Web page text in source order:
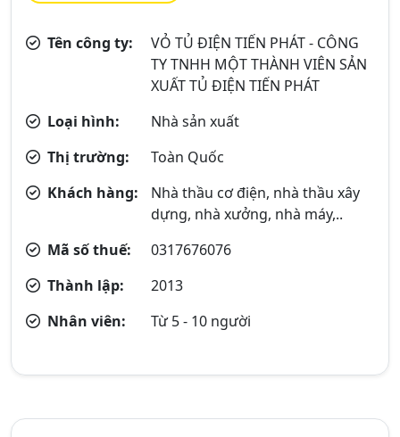
Tên công ty:
VỎ TỦ ĐIỆN TIẾN PHÁT - CÔNG
TY TNHH MỘT THÀNH VIÊN SẢN
XUẤT TỦ ĐIỆN TIẾN PHÁT
Loại hình:
Nhà sản xuất
Thị trường:
Toàn Quốc
Khách hàng:
Nhà thầu cơ điện, nhà thầu xây
dựng, nhà xưởng, nhà máy,..
Mã số thuế:
0317676076
Thành lập:
2013
Nhân viên:
Từ 5 - 10 người